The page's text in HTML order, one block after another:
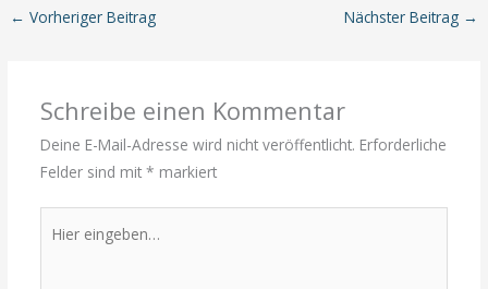
← Vorheriger Beitrag Nächster Beitrag →
Schreibe einen Kommentar
Deine E-Mail-Adresse wird nicht veröffentlicht. Erforderliche
Felder sind mit * markiert
eingeben…